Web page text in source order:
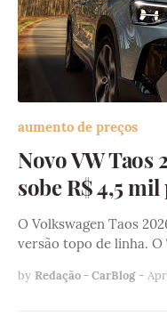
aumento de preços
Novo VW Taos
sobe R$ 4,5
O Volkswagen Taos
versão topo de linha. O
by Redação - CarBlog -